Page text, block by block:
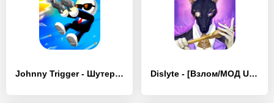
Johnny Trigger - Шутер - [Взлом/МОД Все открыто] Dislyte - [Взлом/МОД Unlocked]